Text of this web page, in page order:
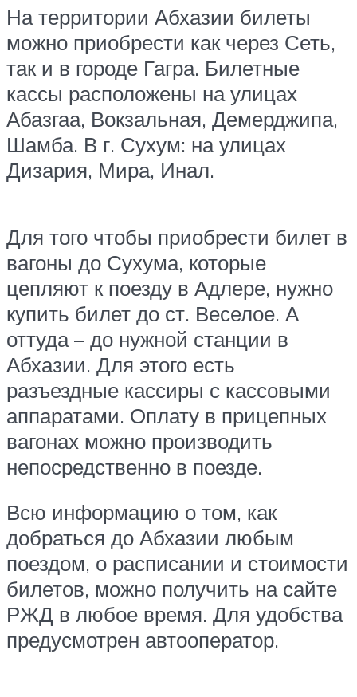
На территории Абхазии билеты
можно приобрести как через Сеть,
так и в городе Гагра. Билетные
кассы расположены на улицах
Абазгаа, Вокзальная, Демерджипа,
Шамба. В г. Сухум: на улицах
Дизария, Мира, Инал.
Для того чтобы приобрести билет в
вагоны до Сухума, которые
цепляют к поезду в Адлере, нужно
купить билет до ст. Веселое. А
оттуда – до нужной станции в
Абхазии. Для этого есть
разъездные кассиры с кассовыми
аппаратами. Оплату в прицепных
вагонах можно производить
непосредственно в поезде.
Всю информацию о том, как
добраться до Абхазии любым
поездом, о расписании и стоимости
билетов, можно получить на сайте
РЖД в любое время. Для удобства
предусмотрен автооператор.